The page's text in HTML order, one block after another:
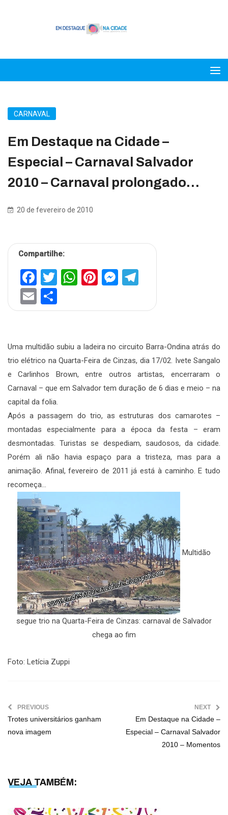
CARNAVAL
Em Destaque na Cidade –
Especial – Carnaval Salvador
2010 – Carnaval prolongado…
20 de fevereiro de 2010
Compartilhe:
Facebook
Twitter
WhatsApp
Pinterest
Messenger
Email
Uma multidão subiu a ladeira no circuito Barra-Ondina atrás do
trio elétrico na Quarta-Feira de Cinzas, dia 17/02. Ivete Sangalo
e Carlinhos Brown, entre outros artistas, encerraram o
Carnaval – que em Salvador tem duração de 6 dias e meio – na
capital da folia.
Após a passagem do trio, as estruturas dos camarotes –
montadas especialmente para a época da festa – eram
desmontadas. Turistas se despediam, saudosos, da cidade.
Porém ali não havia espaço para a tristeza, mas para a
animação. Afinal, fevereiro de 2011 já está à caminho. E tudo
recomeça…
Multidão
segue trio na Quarta-Feira de Cinzas: carnaval de Salvador
chega ao fim
Foto: Letícia Zuppi
PREVIOUS
Trotes universitários ganham
nova imagem
NEXT
Em Destaque na Cidade –
Especial – Carnaval Salvador
2010 – Momentos
VEJA TAMBÉM: